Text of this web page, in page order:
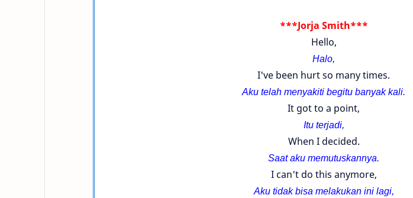
***Jorja Smith***
Hello,
Halo,
I've been hurt so many times.
Aku telah menyakiti begitu banyak kali.
It got to a point,
Itu terjadi,
When I decided.
Saat aku memutuskannya.
I can't do this anymore,
Aku tidak bisa melakukan ini lagi,